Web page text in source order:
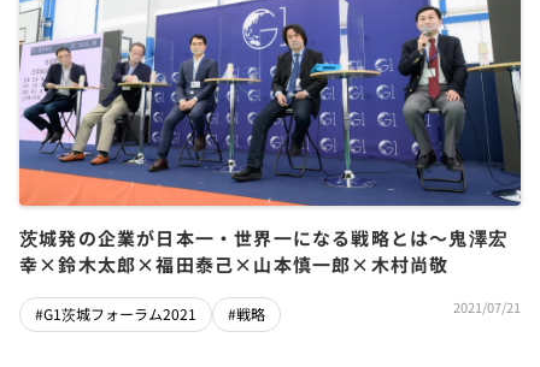
茨城発の企業が日本一・世界一になる戦略とは～鬼澤宏
幸×鈴木太郎×福田泰己×山本慎一郎×木村尚敬
#G1茨城フォーラム2021 #戦略 2021/07/21